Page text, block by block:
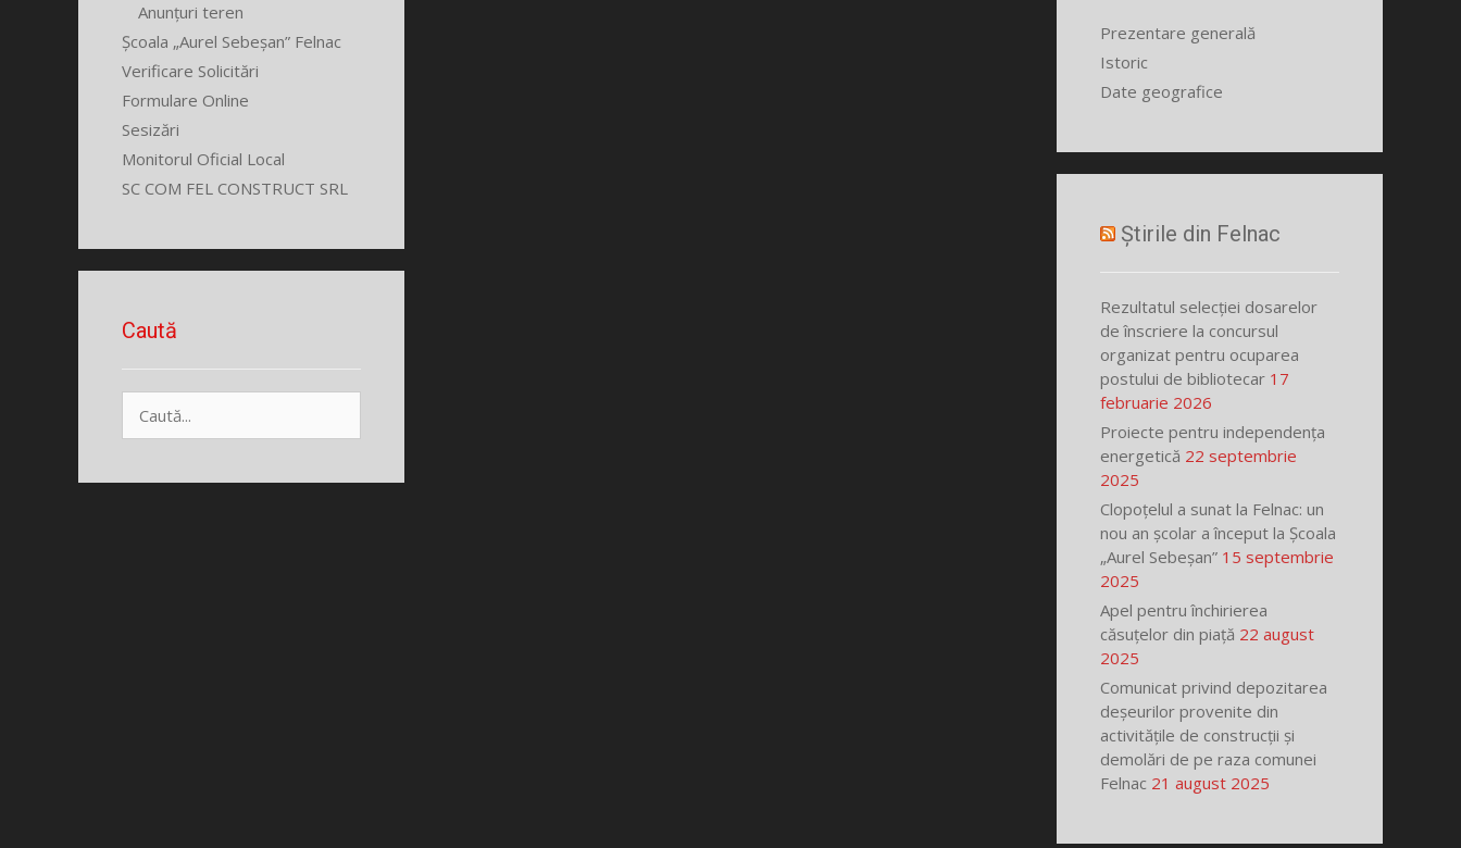
Anunțuri teren
Școala „Aurel Sebeșan” Felnac
Verificare Solicitări
Formulare Online
Sesizări
Monitorul Oficial Local
SC COM FEL CONSTRUCT SRL
Caută
după:
Prezentare generală
Istoric
Date geografice
Știrile din Felnac
Rezultatul selecției dosarelor
de înscriere la concursul
organizat pentru ocuparea
postului de bibliotecar 17
februarie 2026
Proiecte pentru independența
energetică 22 septembrie
2025
Clopoțelul a sunat la Felnac: un
nou an școlar a început la Școala
„Aurel Sebeșan” 15 septembrie
2025
Apel pentru închirierea
căsuțelor din piață 22 august
2025
Comunicat privind depozitarea
deșeurilor provenite din
activitățile de construcții și
demolări de pe raza comunei
Felnac 21 august 2025